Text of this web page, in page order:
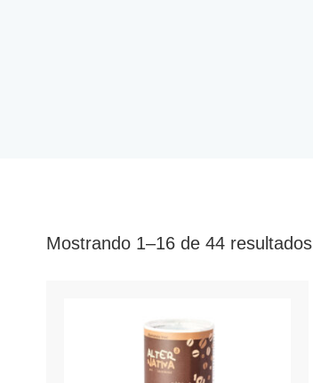
Mostrando 1–16 de 44 resultados